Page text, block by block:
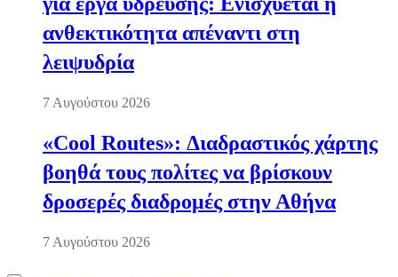
ανθεκτικότητα απέναντι στη
λειψυδρία
7 Αυγούστου 2026
«Cool Routes»: Διαδραστικός χάρτης
βοηθά τους πολίτες να βρίσκουν
δροσερές διαδρομές στην Αθήνα
7 Αυγούστου 2026